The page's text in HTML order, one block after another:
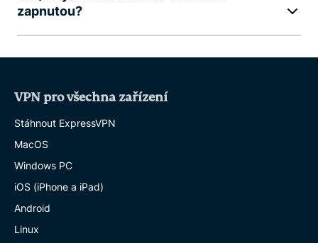
zapnutou?
VPN pro všechna zařízení
Stáhnout ExpressVPN
MacOS
Windows PC
iOS (iPhone a iPad)
Android
Linux